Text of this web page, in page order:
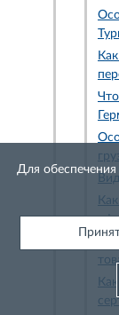
Для обеспечения